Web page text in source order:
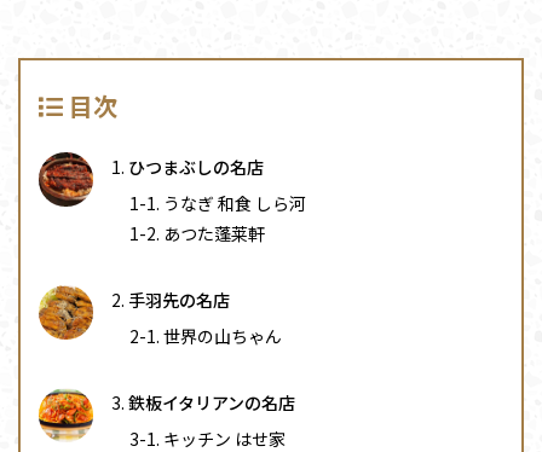
目次
ひつまぶしの名店
うなぎ 和食 しら河
あつた蓬莱軒
手羽先の名店
世界の山ちゃん
鉄板イタリアンの名店
キッチン はせ家